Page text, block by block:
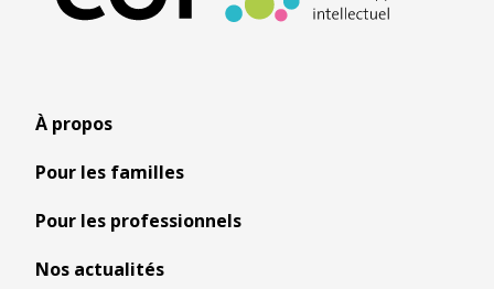
À propos
Pour les familles
Pour les professionnels
Nos actualités